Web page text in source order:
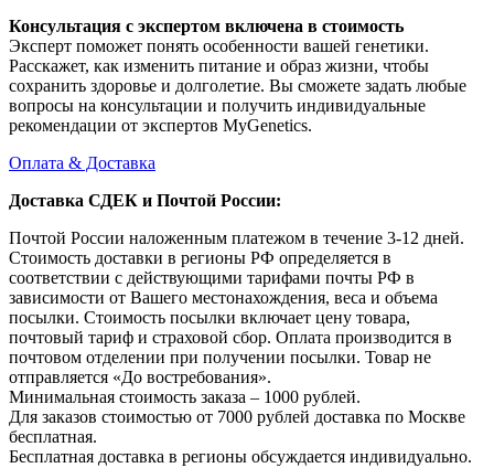
Консультация с экспертом включена в стоимость
Эксперт поможет понять особенности вашей генетики.
Расскажет, как изменить питание и образ жизни, чтобы
сохранить здоровье и долголетие. Вы сможете задать любые
вопросы на консультации и получить индивидуальные
рекомендации от экспертов MyGenetics.
Оплата & Доставка
Доставка СДЕК и Почтой России:
Почтой России наложенным платежом в течение 3-12 дней.
Стоимость доставки в регионы РФ определяется в
соответствии с действующими тарифами почты РФ в
зависимости от Вашего местонахождения, веса и объема
посылки. Стоимость посылки включает цену товара,
почтовый тариф и страховой сбор. Оплата производится в
почтовом отделении при получении посылки. Товар не
отправляется «До востребования».
Минимальная стоимость заказа – 1000 рублей.
Для заказов стоимостью от 7000 рублей доставка по Москве
бесплатная.
Бесплатная доставка в регионы обсуждается индивидуально.